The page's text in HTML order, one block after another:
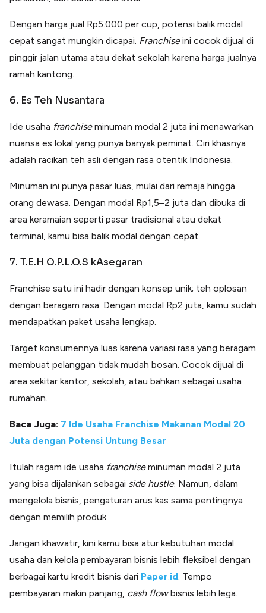
Dengan harga jual Rp5.000 per cup, potensi balik modal
cepat sangat mungkin dicapai. Franchiseini cocok dijual di
pinggir jalan utama atau dekat sekolah karena harga jualnya
ramah kantong.
6. Es Teh Nusantara
Ide usaha franchiseminuman modal 2 juta ini menawarkan
nuansa es lokal yang punya banyak peminat. Ciri khasnya
adalah racikan teh asli dengan rasa otentik Indonesia.
Minuman ini punya pasar luas, mulai dari remaja hingga
orang dewasa. Dengan modal Rp1,5–2 juta dan dibuka di
area keramaian seperti pasar tradisional atau dekat
terminal, kamu bisa balik modal dengan cepat.
7. T.E.H O.P.L.O.S kAsegaran
Franchise satu ini hadir dengan konsep unik; teh oplosan
dengan beragam rasa. Dengan modal Rp2 juta, kamu sudah
mendapatkan paket usaha lengkap.
Target konsumennya luas karena variasi rasa yang beragam
membuat pelanggan tidak mudah bosan. Cocok dijual di
area sekitar kantor, sekolah, atau bahkan sebagai usaha
rumahan.
Baca Juga: 7 Ide Usaha Franchise Makanan Modal 20
Juta dengan Potensi Untung Besar
Itulah ragam ide usaha franchiseminuman modal 2 juta
yang bisa dijalankan sebagai side hustle. Namun, dalam
mengelola bisnis, pengaturan arus kas sama pentingnya
dengan memilih produk.
Jangan khawatir, kini kamu bisa atur kebutuhan modal
usaha dan kelola pembayaran bisnis lebih fleksibel dengan
berbagai kartu kredit bisnis dari Paper.id. Tempo
pembayaran makin panjang, cash flowbisnis lebih lega.